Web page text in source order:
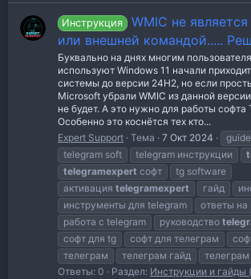
Инструкция
WMIC не
или внешней командой.....
Буквально на днях многим
используют Windows 11 начали
системы до версии 24H2, но если
Microsoft убрали WMIC из данной
не будет. А это нужно для работы софта
Особенно это коснётся тех кто...
Expert Support Тема 7 Окт 2024 guide
telegram soft
telegram инструкции
telegramexpert софт
tg software
активация telegramexpert гайд
инструменты для telegram
ответы на
работа с telegram
руководство
софт для tg
софт для телеграм
телеграм
телеграм гайд
телеграм
Ответы: 0
Раздел: Инструкции и гайды